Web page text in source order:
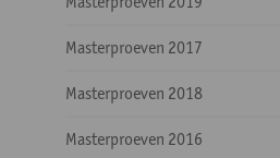
Masterproeven 2017
Masterproeven 2018
Masterproeven 2016